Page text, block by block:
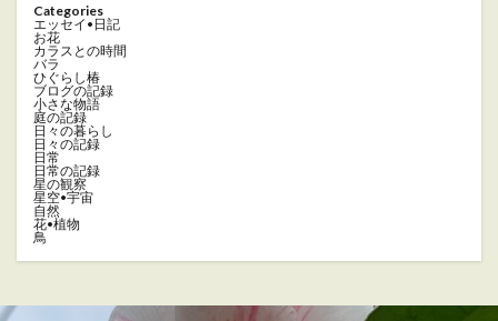
Categories
エッセイ•日記
お花
カラスとの時間
バラ
ひぐらし椿
ブログの記録
小さな物語
庭の記録
日々の暮らし
日々の記録
日常
日常の記録
星の観察
星空•宇宙
自然
花•植物
鳥